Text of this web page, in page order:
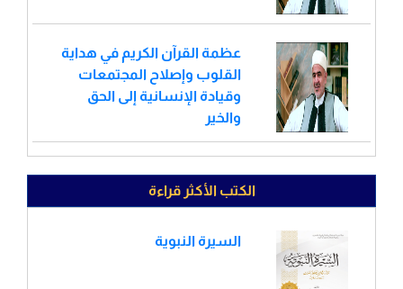
عظمة القرآن الكريم في هداية
القلوب وإصلاح المجتمعات
وقيادة الإنسانية إلى الحق
والخير
الكتب الأكثر قراءة
السيرة النبوية